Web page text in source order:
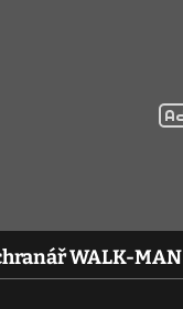
WALK-MAN